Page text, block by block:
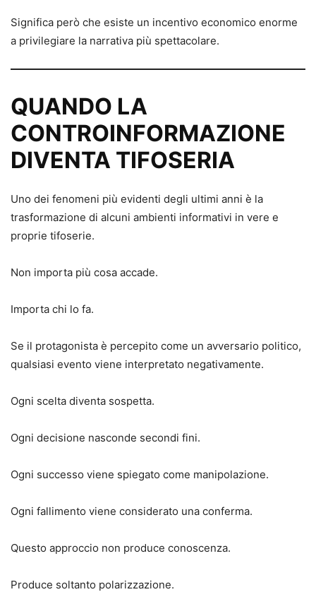
Significa però che esiste un incentivo economico enorme
a privilegiare la narrativa più spettacolare.
QUANDO LA
CONTROINFORMAZIONE
DIVENTA TIFOSERIA
Uno dei fenomeni più evidenti degli ultimi anni è la
trasformazione di alcuni ambienti informativi in vere e
proprie tifoserie.
Non importa più cosa accade.
Importa chi lo fa.
Se il protagonista è percepito come un avversario politico,
qualsiasi evento viene interpretato negativamente.
Ogni scelta diventa sospetta.
Ogni decisione nasconde secondi fini.
Ogni successo viene spiegato come manipolazione.
Ogni fallimento viene considerato una conferma.
Questo approccio non produce conoscenza.
Produce soltanto polarizzazione.